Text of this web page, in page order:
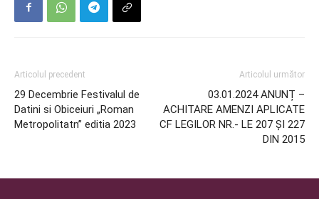
Articolul precedent
29 Decembrie Festivalul de
Datini si Obiceiuri „Roman
Metropolitatn” editia 2023
Articolul următor
03.01.2024 ANUNȚ –
ACHITARE AMENZI APLICATE
CF LEGILOR NR.- LE 207 ȘI 227
DIN 2015